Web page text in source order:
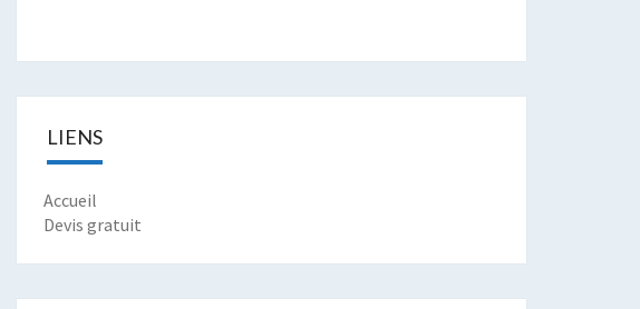
LIENS
Accueil
Devis gratuit